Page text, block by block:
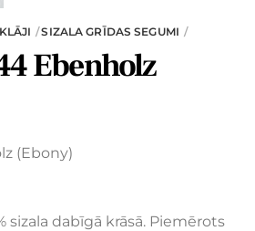
SIZALA GRĪDAS SEGUMI
Ebenholz
(Ebony)
sizala dabīgā krāsā. Piemērots